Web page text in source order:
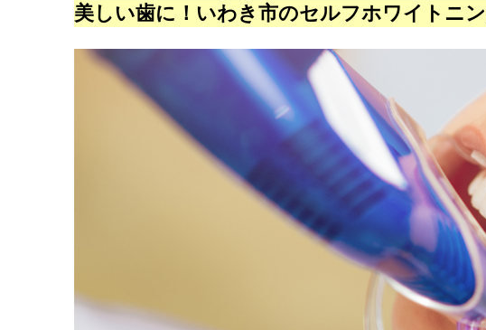
美しい歯に！いわき市のセルフホワイトニ